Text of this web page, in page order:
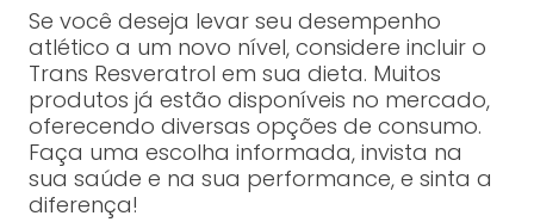
Se você deseja levar seu desempenho
atlético a um novo nível, considere incluir o
Trans Resveratrol em sua dieta. Muitos
produtos já estão disponíveis no mercado,
oferecendo diversas opções de consumo.
Faça uma escolha informada, invista na
sua saúde e na sua performance, e sinta a
diferença!